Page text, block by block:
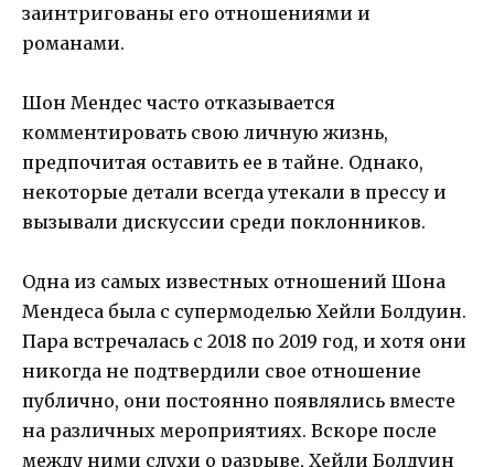
заинтригованы его отношениями и
романами.
Шон Мендес часто отказывается
комментировать свою личную жизнь,
предпочитая оставить ее в тайне. Однако,
некоторые детали всегда утекали в прессу и
вызывали дискуссии среди поклонников.
Одна из самых известных отношений Шона
Мендеса была с супермоделью Хейли Болдуин.
Пара встречалась с 2018 по 2019 год, и хотя они
никогда не подтвердили свое отношение
публично, они постоянно появлялись вместе
на различных мероприятиях. Вскоре после
между ними слухи о разрыве, Хейли Болдуин